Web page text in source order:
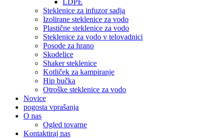
LDPE
Steklenice za infuzor sadja
Izolirane steklenice za vodo
Plastične steklenice za vodo
Steklenice za vodo v telovadnici
Posode za hrano
Skodelice
Shaker steklenice
Kotliček za kampiranje
Hip bučka
Otroške steklenice za vodo
Novice
pogosta vprašanja
O nas
Ogled tovarne
Kontaktiraj nas